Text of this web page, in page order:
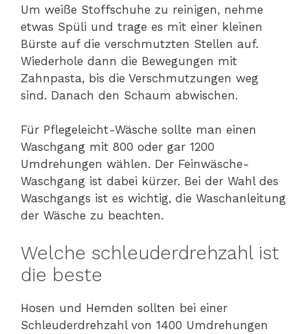
Um weiße Stoffschuhe zu reinigen, nehme
etwas Spüli und trage es mit einer kleinen
Bürste auf die verschmutzten Stellen auf.
Wiederhole dann die Bewegungen mit
Zahnpasta, bis die Verschmutzungen weg
sind. Danach den Schaum abwischen.
Für Pflegeleicht-Wäsche sollte man einen
Waschgang mit 800 oder gar 1200
Umdrehungen wählen. Der Feinwäsche-
Waschgang ist dabei kürzer. Bei der Wahl des
Waschgangs ist es wichtig, die Waschanleitung
der Wäsche zu beachten.
Welche schleuderdrehzahl ist
die beste
Hosen und Hemden sollten bei einer
Schleuderdrehzahl von 1400 Umdrehungen